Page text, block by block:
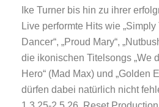
Ike Turner bis hin zu ihrer
Live performte Hits wie „Simply
Dancer“, „Proud Mary“,
die ikonischen Titelsongs „We
Hero“ (Mad Max) und „Golden
dürfen dabei natürlich nicht